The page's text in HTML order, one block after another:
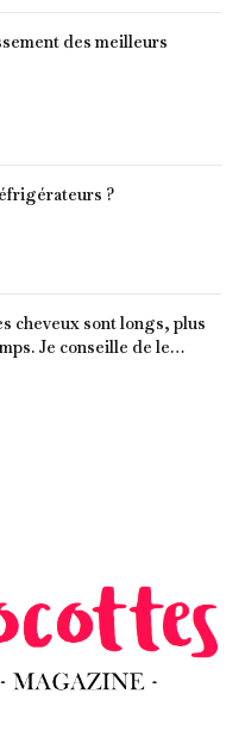
des meilleurs
?
cheveux sont longs, plus
Je conseille de le